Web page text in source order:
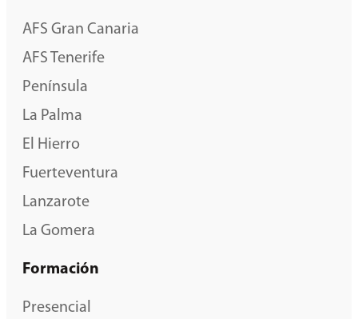
AFS Gran Canaria
AFS Tenerife
Península
La Palma
El Hierro
Fuerteventura
Lanzarote
La Gomera
Formación
Presencial